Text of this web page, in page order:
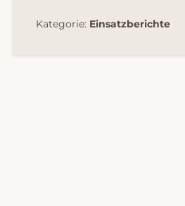
Kategorie: Einsatzberichte